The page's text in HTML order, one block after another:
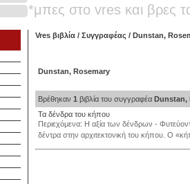
*μπες στο vres και βρες
Vres βιβλία / Συγγραφέας / Dunstan,
Dunstan, Rosemary
Βρέθηκαν 1 βιβλία του συγγραφέα Dunstan,
Τα δένδρα του κήπου
Περιεχόμενα: Η αξία των δένδρων -
δέντρα στην αρχιτεκτονική του κήπου. Ο